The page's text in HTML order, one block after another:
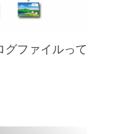
グファイルって